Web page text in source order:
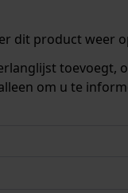
dit product weer
toevoegt,
om u te